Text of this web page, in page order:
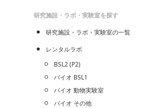
研究施設・ラボ・実験室を探す
研究施設・ラボ・実験室の一覧
レンタルラボ
BSL2 (P2)
バイオ BSL1
バイオ 動物実験室
バイオ その他